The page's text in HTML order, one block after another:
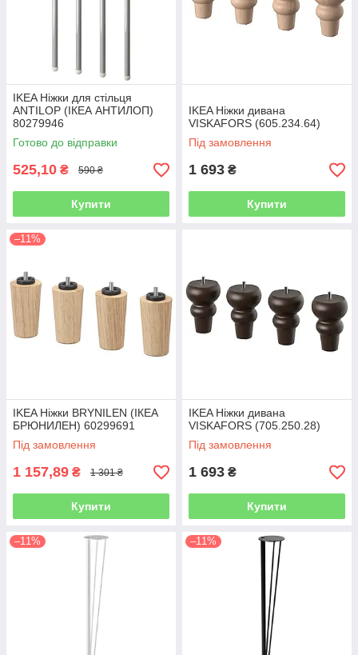
IKEA Ніжки для стільця
ANTILOP (ІКЕА АНТИЛОП)
80279946
Готово до відправки
525,10 ₴ 590 ₴
Купити
IKEA Ніжки дивана
VISKAFORS (605.234.64)
Під замовлення
1 693 ₴
Купити
–11%
IKEA Ніжки BRYNILEN (ІКЕА
БРЮНИЛЕН) 60299691
Під замовлення
1 157,89 ₴ 1 301 ₴
Купити
IKEA Ніжки дивана
VISKAFORS (705.250.28)
Під замовлення
1 693 ₴
Купити
–11% –11%